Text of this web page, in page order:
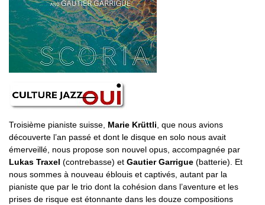
Troisième pianiste suisse, Marie Krüttli, que nous avions
découverte l’an passé et dont le disque en solo nous avait
émerveillé, nous propose son nouvel opus, accompagnée par
Lukas Traxel (contrebasse) et Gautier Garrigue (batterie). Et
nous sommes à nouveau éblouis et captivés, autant par la
pianiste que par le trio dont la cohésion dans l’aventure et les
prises de risque est étonnante dans les douze compositions